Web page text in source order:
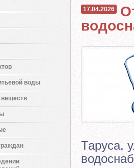
воды
17.04.2026
Таруса,